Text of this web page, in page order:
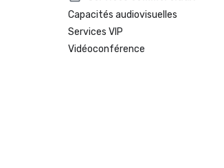
Capacités audiovisuelles
Services VIP
Vidéoconférence